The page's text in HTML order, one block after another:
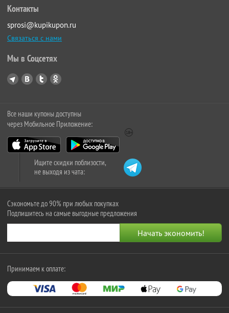
Контакты
sprosi@kupikupon.ru
Связаться с нами
Мы в Соцсетях
Все наши купоны доступны
через Мобильное Приложение:
Ищите скидки поблизости,
не выходя из чата:
Сэкономьте до 90% при любых покупках
Подпишитесь на самые выгодные предложения
Принимаем к оплате: